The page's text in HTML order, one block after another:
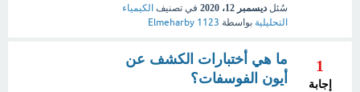
سُئل ديسمبر 12، 2020 في تصنيف الكيمياء
التحليلية بواسطة Elmeharby 1123
1
إجابة
ما هي أختبارات الكشف عن
أيون الفوسفات؟